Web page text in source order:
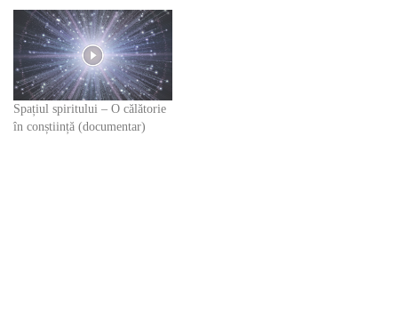
Spațiul spiritului – O călătorie
în conștiință (documentar)